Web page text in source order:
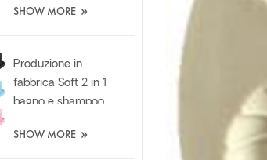
Silicone Oil Spatola
SHOW MORE »
Produzione in
fabbrica Soft 2 in 1
bagno e shampoo
corpo Scrubber
SHOW MORE »